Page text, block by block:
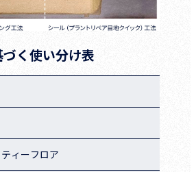
く使い分け表
ィーフロア